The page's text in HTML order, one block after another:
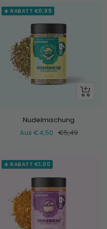
☀️ RABATT €0,99
Schau
Nudelmischung
Verkaufspreis
Aus €4,50 Normaler
€5,49
☀️ RABATT €1,00